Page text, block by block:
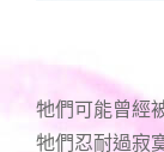
牠們可能曾經
牠們忍耐過寂